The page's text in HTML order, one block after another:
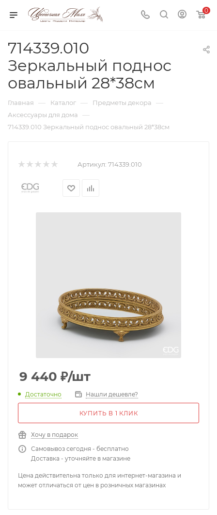
0
714339.010
Зеркальный поднос
овальный 28*38см
Главная — Каталог — Предметы декора —
Аксессуары для дома —
714339.010 Зеркальный поднос овальный 28*38см
Артикул: 714339.010
9 440 ₽/шт
Достаточно Нашли дешевле?
КУПИТЬ В 1 КЛИК
Хочу в подарок
Самовывоз сегодня - бесплатно
Доставка - уточняйте в магазине
Цена действительна только для интернет-магазина и
может отличаться от цен в розничных магазинах